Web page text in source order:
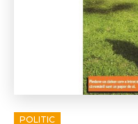
POLITIC